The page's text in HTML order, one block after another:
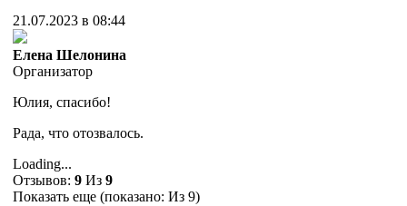
21.07.2023 в 08:44
Елена Шелонина
Организатор
Юлия, спасибо!
Рада, что отозвалось.
Loading...
Отзывов: 9 Из 9
Показать еще (показано: Из 9)